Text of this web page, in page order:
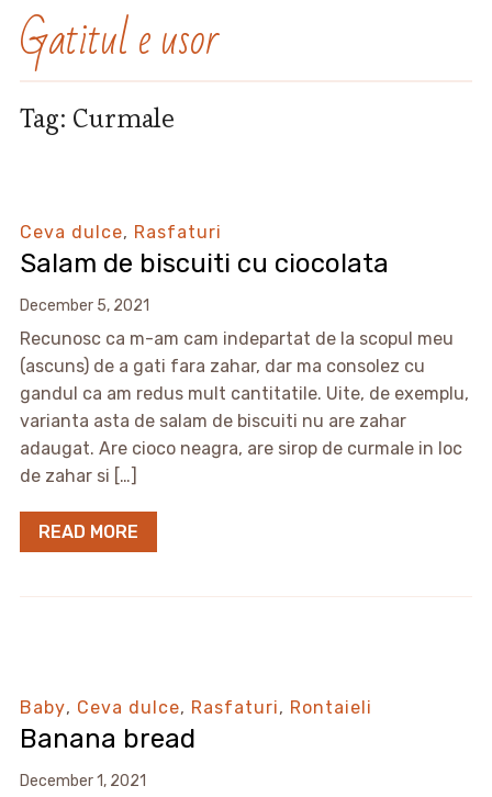
Gatitul e usor
Tag: Curmale
Ceva dulce, Rasfaturi
Salam de biscuiti cu ciocolata
December 5, 2021
Recunosc ca m-am cam indepartat de la scopul meu
(ascuns) de a gati fara zahar, dar ma consolez cu
gandul ca am redus mult cantitatile. Uite, de exemplu,
varianta asta de salam de biscuiti nu are zahar
adaugat. Are cioco neagra, are sirop de curmale in loc
de zahar si […]
READ MORE
Baby, Ceva dulce, Rasfaturi, Rontaieli
Banana bread
December 1, 2021